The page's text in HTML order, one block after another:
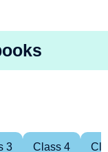
3 Class 4